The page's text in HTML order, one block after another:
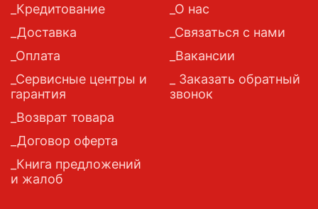
Кредитование
Доставка
Оплата
Сервисные центры и
гарантия
Возврат товара
Договор оферта
Книга предложений
и жалоб
О нас
Связаться с нами
Вакансии
Заказать обратный
звонок